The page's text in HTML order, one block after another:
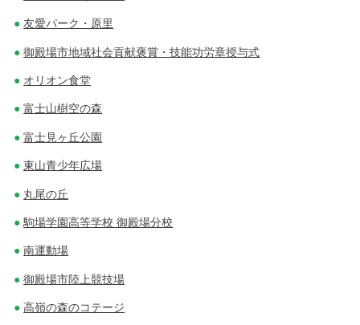
友愛パーク・原里
御殿場市地域社会貢献褒賞・技能功労章授与式
オリオン食堂
富士山樹空の森
富士見ヶ丘公園
東山青少年広場
丸尾の丘
駒場学園高等学校 御殿場分校
南運動場
御殿場市陸上競技場
高嶺の森のコテージ